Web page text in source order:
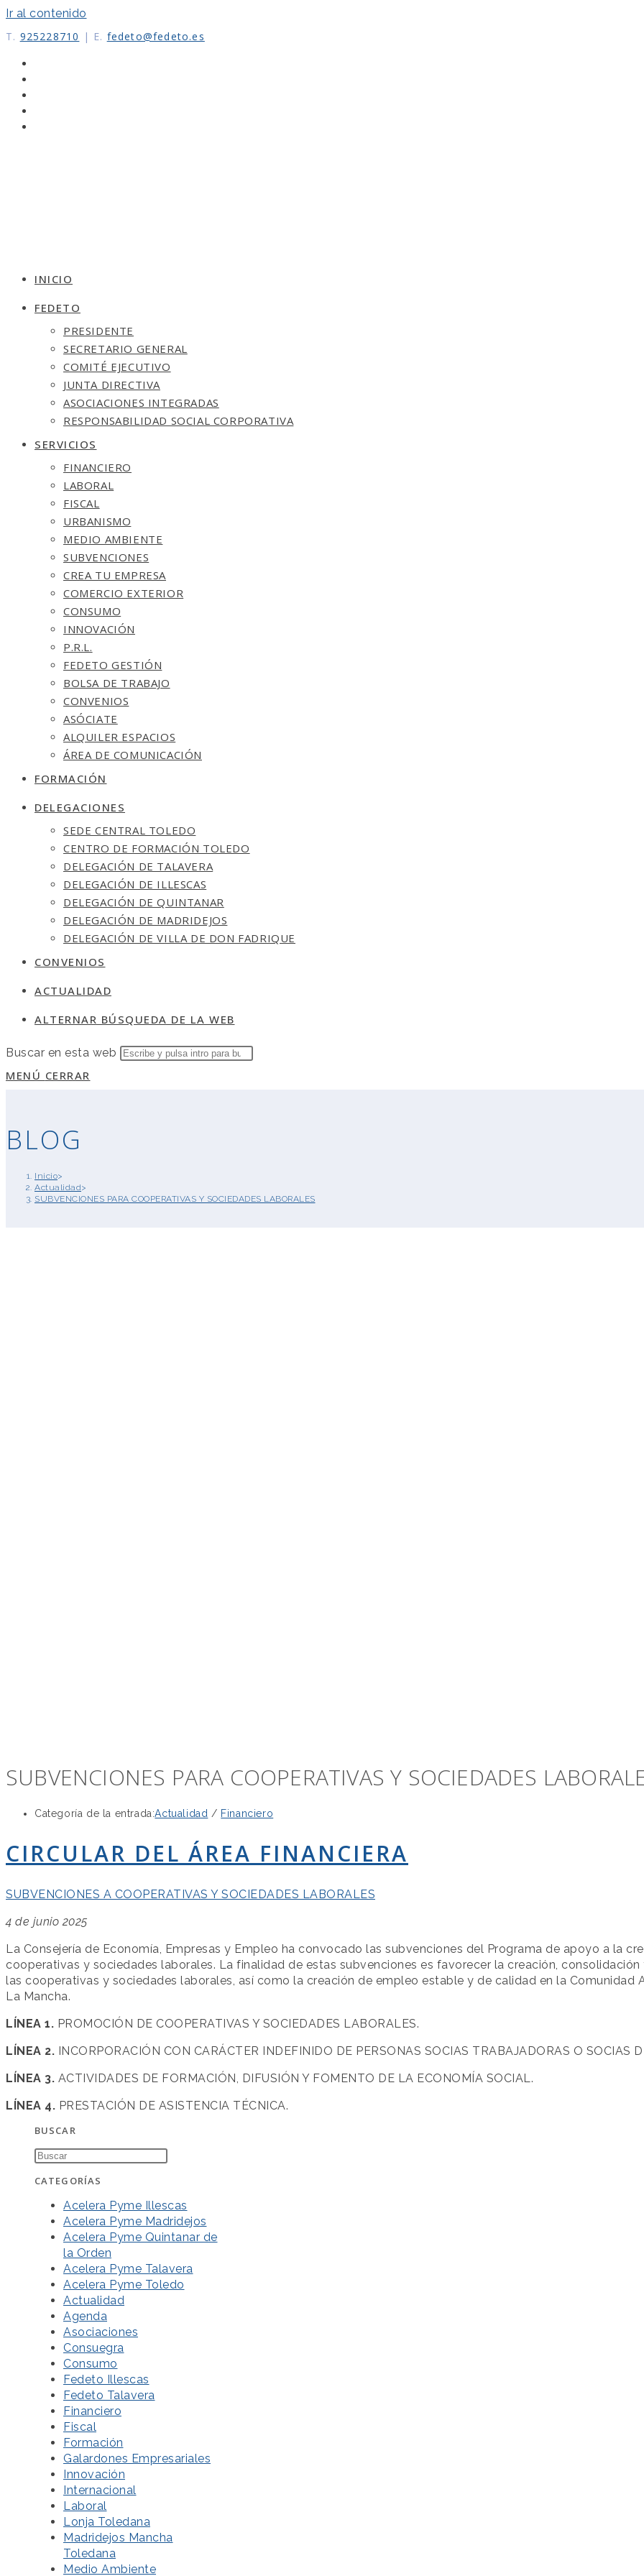
Ir al contenido
T. 925228710 | E. fedeto@fedeto.es
INICIO
FEDETO
PRESIDENTE
SECRETARIO GENERAL
COMITÉ EJECUTIVO
JUNTA DIRECTIVA
ASOCIACIONES INTEGRADAS
RESPONSABILIDAD SOCIAL CORPORATIVA
SERVICIOS
FINANCIERO
LABORAL
FISCAL
URBANISMO
MEDIO AMBIENTE
SUBVENCIONES
CREA TU EMPRESA
COMERCIO EXTERIOR
CONSUMO
INNOVACIÓN
P.R.L.
FEDETO GESTIÓN
BOLSA DE TRABAJO
CONVENIOS
ASÓCIATE
ALQUILER ESPACIOS
ÁREA DE COMUNICACIÓN
FORMACIÓN
DELEGACIONES
SEDE CENTRAL TOLEDO
CENTRO DE FORMACIÓN TOLEDO
DELEGACIÓN DE TALAVERA
DELEGACIÓN DE ILLESCAS
DELEGACIÓN DE QUINTANAR
DELEGACIÓN DE MADRIDEJOS
DELEGACIÓN DE VILLA DE DON FADRIQUE
CONVENIOS
ACTUALIDAD
ALTERNAR BÚSQUEDA DE LA WEB
Buscar en esta web
MENÚ CERRAR
BLOG
Inicio>
Actualidad>
SUBVENCIONES PARA COOPERATIVAS Y SOCIEDADES LABORALES
SUBVENCIONES PARA COOPERATIVAS Y SOCIEDADES
Categoría de la entrada:Actualidad / Financiero
CIRCULAR DEL ÁREA FINANCIERA
SUBVENCIONES A COOPERATIVAS Y SOCIEDADES LABORALES
4 de junio 2025
La Consejería de Economía, Empresas y Empleo ha convocado las subvenciones del Programa de apoyo a la
cooperativas y sociedades laborales. La finalidad de estas subvenciones es favorecer la creación,
las cooperativas y sociedades laborales, así como la creación de empleo estable y de calidad en la Comunidad
La Mancha.
LÍNEA 1. PROMOCIÓN DE COOPERATIVAS Y SOCIEDADES LABORALES.
LÍNEA 2. INCORPORACIÓN CON CARÁCTER INDEFINIDO DE PERSONAS SOCIAS TRABAJADORAS O SOCIAS
LÍNEA 3. ACTIVIDADES DE FORMACIÓN, DIFUSIÓN Y FOMENTO DE LA ECONOMÍA SOCIAL.
LÍNEA 4. PRESTACIÓN DE ASISTENCIA TÉCNICA.
BUSCAR
CATEGORÍAS
Acelera Pyme Illescas
Acelera Pyme Madridejos
Acelera Pyme Quintanar de
la Orden
Acelera Pyme Talavera
Acelera Pyme Toledo
Actualidad
Agenda
Asociaciones
Consuegra
Consumo
Fedeto Illescas
Fedeto Talavera
Financiero
Fiscal
Formación
Galardones Empresariales
Innovación
Internacional
Laboral
Lonja Toledana
Madridejos Mancha
Toledana
Medio Ambiente